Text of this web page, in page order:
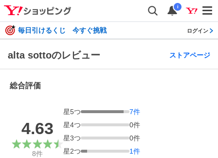
i
毎日引けるくじ 今すぐ挑戦 ログイン
alta sottoのレビュー ストアページ
総合評価
4.63
8件
星5つ 7件
星4つ 0件
星3つ 0件
星2つ 1件